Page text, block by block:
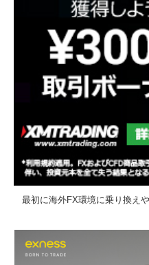
最初に海外FX環境に乗り換え